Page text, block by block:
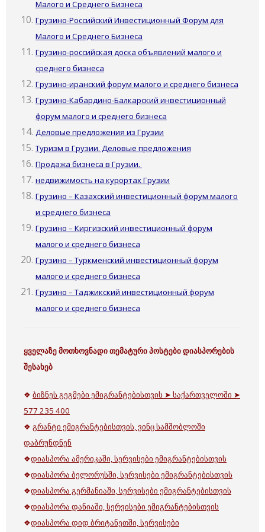
Малого и Среднего Бизнеса
Грузино-Российский Инвестиционный Форум для
Малого и Среднего Бизнеса
Грузино-российская доска объявлений малого и
среднего бизнеса
Грузино-иранский форум малого и среднего бизнеса
Грузино-Кабардино-Балкарский инвестиционный
форум малого и среднего бизнеса
Деловые предложения из Грузии
Туризм в Грузии. Деловые предложения
Продажа бизнеса в Грузии.
недвижимость на курортах Грузии
Грузино – Казахский инвестиционный форум малого
и среднего бизнеса
Грузино – Киргизский инвестиционный форум
малого и среднего бизнеса
Грузино – Туркменский инвестиционный форум
малого и среднего бизнеса
Грузино – Таджикский инвестиционный форум
малого и среднего бизнеса
ყველაზე მოთხოვნადი თემატური პოსტები დიასპორების
შესახებ
❖ ბიზნეს გეგმები ემიგრანტებისთვის ➤ საქართველოში ➤
577 235 400
❖ გრანტი ემიგრანტებისთვის, ვინც სამშობლოში
დაბრუნდნენ
❖დიასპორა ამერიკაში, სერვისები ემიგრანტებისთვის
❖დიასპორა ბელორუსში, სერვისები ემიგრანტებისთვის
❖დიასპორა გერმანიაში, სერვისები ემიგრანტებისთვის
❖დიასპორა დანიაში, სერვისები ემიგრანტებისთვის
❖დიასპორა დიდ ბრიტანეთში, სერვისები